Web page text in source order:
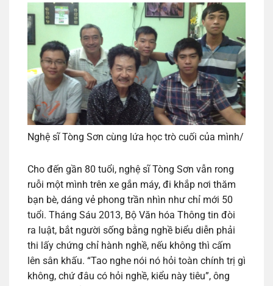
Nghệ sĩ Tòng Sơn cùng lứa học trò cuối của mình/
Cho đến gần 80 tuổi, nghệ sĩ Tòng Sơn vẫn rong
ruỗi một mình trên xe gắn máy, đi khắp nơi thăm
bạn bè, dáng vẻ phong trần nhìn như chỉ mới 50
tuổi. Tháng Sáu 2013, Bộ Văn hóa Thông tin đòi
ra luật, bắt người sống bằng nghề biểu diễn phải
thi lấy chứng chỉ hành nghề, nếu không thì cấm
lên sân khấu. “Tao nghe nói nó hỏi toàn chính trị gì
không, chứ đâu có hỏi nghề, kiểu này tiêu”, ông